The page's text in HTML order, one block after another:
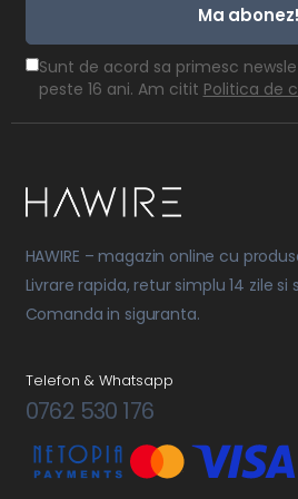
Ma abonez!
Sunt de acord sa primesc
peste 16 ani. Am citit Politica de
HAWIRE – magazin online cu
Livrare rapida, retur simplu 14 zile
Comanda in siguranta.
Telefon & Whatsapp
0762 530 176